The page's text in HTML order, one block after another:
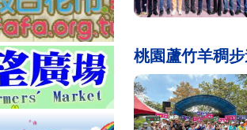
桃園蘆竹羊稠